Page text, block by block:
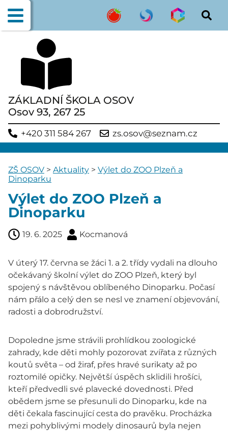
ZÁKLADNÍ ŠKOLA OSOV
Osov 93, 267 25
+420 311 584 267 zs.osov@seznam.cz
ZŠ OSOV > Aktuality > Výlet do ZOO Plzeň a
Dinoparku
Výlet do ZOO Plzeň a
Dinoparku
19. 6. 2025 Kocmanová
V úterý 17. června se žáci 1. a 2. třídy vydali na dlouho
očekávaný školní výlet do ZOO Plzeň, který byl
spojený s návštěvou oblíbeného Dinoparku. Počasí
nám přálo a celý den se nesl ve znamení objevování,
radosti a dobrodružství.
Dopoledne jsme strávili prohlídkou zoologické
zahrady, kde děti mohly pozorovat zvířata z různých
koutů světa – od žiraf, přes hravé surikaty až po
roztomilé opičky. Největší úspěch sklidili hrošíci,
kteří předvedli své plavecké dovednosti. Před
obědem jsme se přesunuli do Dinoparku, kde na
děti čekala fascinující cesta do pravěku. Procházka
mezi pohyblivými modely dinosaurů byla nejen